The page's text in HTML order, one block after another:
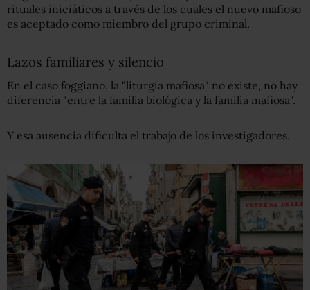
rituales iniciáticos a través de los cuales el nuevo mafioso
es aceptado como miembro del grupo criminal.
Lazos familiares y silencio
En el caso foggiano, la "liturgia mafiosa" no existe, no hay
diferencia "entre la familia biológica y la familia mafiosa".
Y esa ausencia dificulta el trabajo de los investigadores.